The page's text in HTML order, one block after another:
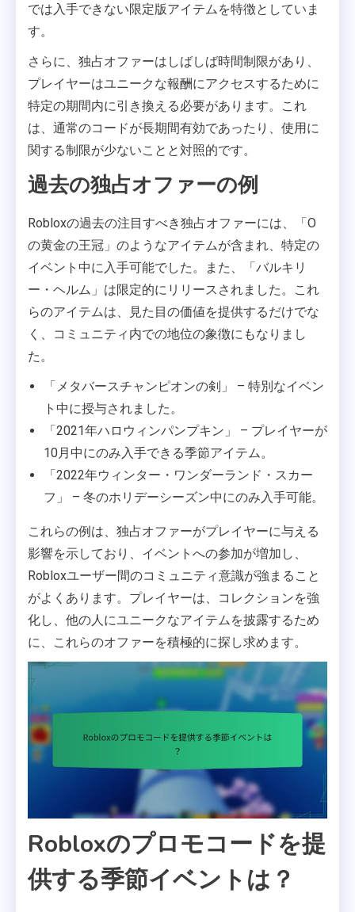
では入手できない限定版アイテムを特徴としていま
す。
さらに、独占オファーはしばしば時間制限があり、
プレイヤーはユニークな報酬にアクセスするために
特定の期間内に引き換える必要があります。これ
は、通常のコードが長期間有効であったり、使用に
関する制限が少ないことと対照的です。
過去の独占オファーの例
Robloxの過去の注目すべき独占オファーには、「O
の黄金の王冠」のようなアイテムが含まれ、特定の
イベント中に入手可能でした。また、「バルキリ
ー・ヘルム」は限定的にリリースされました。これ
らのアイテムは、見た目の価値を提供するだけでな
く、コミュニティ内での地位の象徴にもなりまし
た。
「メタバースチャンピオンの剣」 – 特別なイベン
ト中に授与されました。
「2021年ハロウィンパンプキン」 – プレイヤーが
10月中にのみ入手できる季節アイテム。
「2022年ウィンター・ワンダーランド・スカー
フ」 – 冬のホリデーシーズン中にのみ入手可能。
これらの例は、独占オファーがプレイヤーに与える
影響を示しており、イベントへの参加が増加し、
Robloxユーザー間のコミュニティ意識が強まること
がよくあります。プレイヤーは、コレクションを強
化し、他の人にユニークなアイテムを披露するため
に、これらのオファーを積極的に探し求めます。
Robloxのプロモコードを提
供する季節イベントは？